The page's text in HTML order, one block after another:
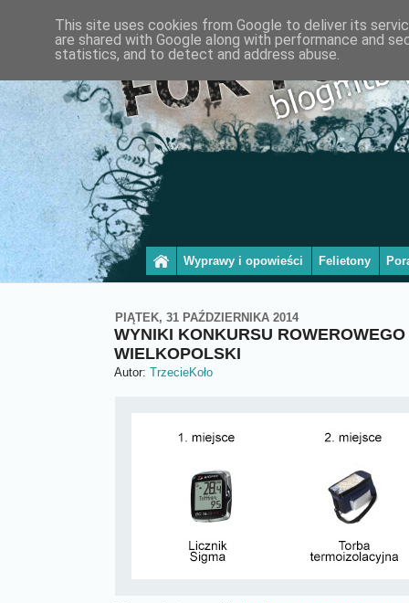
Wyprawy i opowieści Felietony
PIĄTEK, 31 PAŹDZIERNIKA 2014
WYNIKI KONKURSU
WIELKOPOLSKI
Autor: TrzecieKoło
This site uses cookies from Google to deliver its
are shared with Google along with performance and
statistics, and to detect and address abuse.